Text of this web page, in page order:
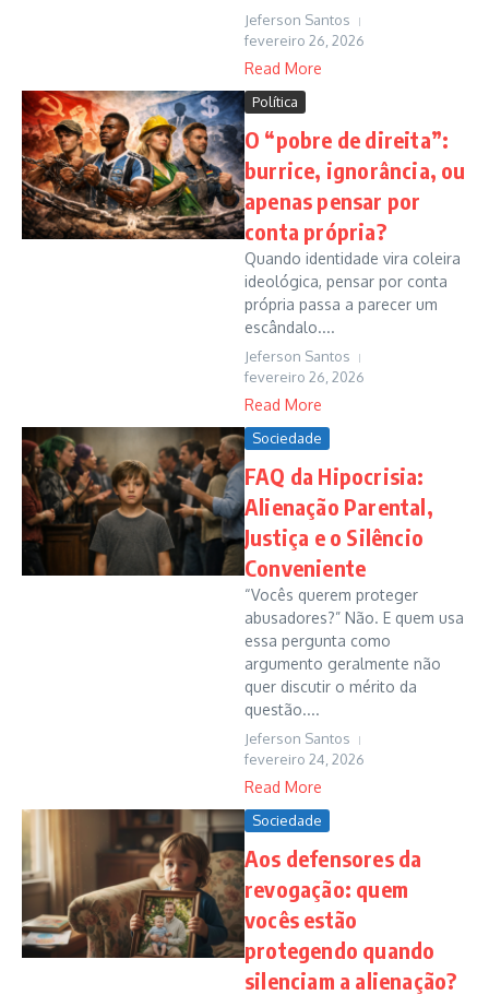
Jeferson Santos
fevereiro 26, 2026
Read More
Política
O “pobre de direita”:
burrice, ignorância, ou
apenas pensar por
conta própria?
Quando identidade vira coleira
ideológica, pensar por conta
própria passa a parecer um
escândalo....
Jeferson Santos
fevereiro 26, 2026
Read More
Sociedade
FAQ da Hipocrisia:
Alienação Parental,
Justiça e o Silêncio
Conveniente
“Vocês querem proteger
abusadores?” Não. E quem usa
essa pergunta como
argumento geralmente não
quer discutir o mérito da
questão....
Jeferson Santos
fevereiro 24, 2026
Read More
Sociedade
Aos defensores da
revogação: quem
vocês estão
protegendo quando
silenciam a alienação?